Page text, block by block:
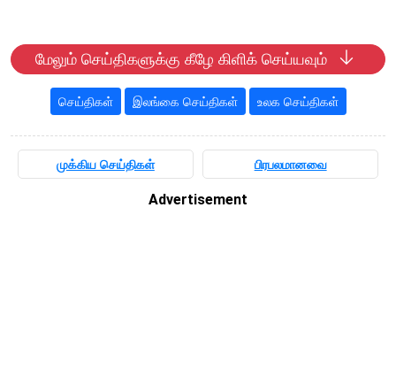
மேலும் செய்திகளுக்கு கீழே கிளிக் செய்யவும்
செய்திகள் இலங்கை செய்திகள் உலக செய்திகள்
முக்கிய செய்திகள் பிரபலமானவை
Advertisement